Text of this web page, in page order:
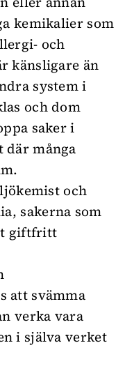
kemikalier som
och
känsligare än
system i
och dom
saker i
där många
och
, sakerna som
giftfritt
att svämma
verka vara
i själva verket